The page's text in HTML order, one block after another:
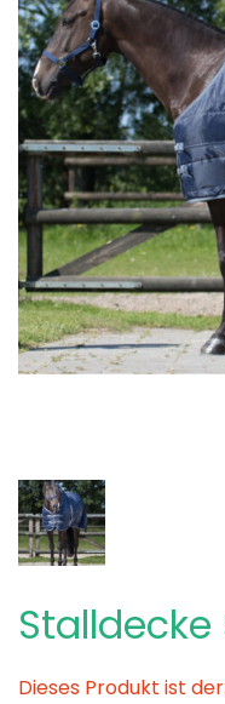
Stalldecke
Dieses Produkt ist